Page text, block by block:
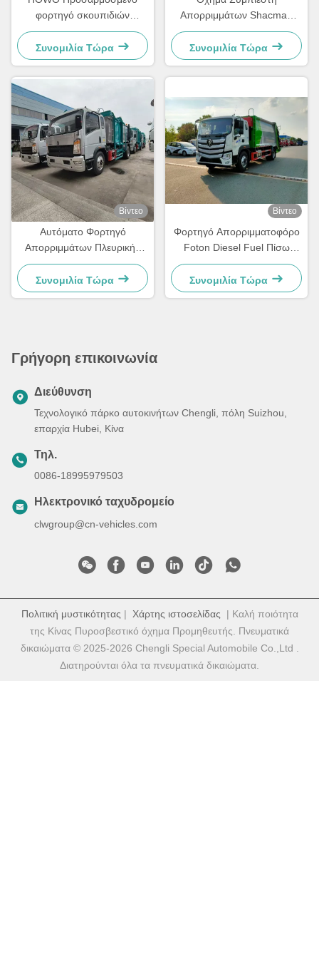
φορτηγό σκουπιδιών
Συμπίεση Συμπίεση φορτηγό
απομάκρυνσης αποβλήτων
Συνομιλία Τώρα
Απορριμμάτων Shacman
L3000 16cbm Φορτηγό
Συλλογής Απορριμμάτων
260HP
Συνομιλία Τώρα
Βίντεο
Αυτόματο Φορτηγό
Απορριμμάτων Πλευρικής
Φόρτωσης HOWO για
Ιατρικά Απόβλητα
Συνομιλία Τώρα
Βίντεο
Φορτηγό Απορριμματοφόρο
Foton Diesel Fuel Πίσω
Φορτωτή με Συμπιεστή
Απορριμμάτων 20κ.μ.
Συνομιλία Τώρα
Γρήγορη επικοινωνία
Διεύθυνση
Τεχνολογικό πάρκο αυτοκινήτων Chengli, πόλη Suizhou,
επαρχία Hubei, Κίνα
Τηλ.
0086-18995979503
Ηλεκτρονικό ταχυδρομείο
clwgroup@cn-vehicles.com
Πολιτική μυστικότητας | Χάρτης ιστοσελίδας | Καλή ποιότητα
της Κίνας Πυροσβεστικό όχημα Προμηθευτής. Πνευματικά
δικαιώματα © 2025-2026 Chengli Special Automobile Co.,Ltd .
Διατηρούνται όλα τα πνευματικά δικαιώματα.